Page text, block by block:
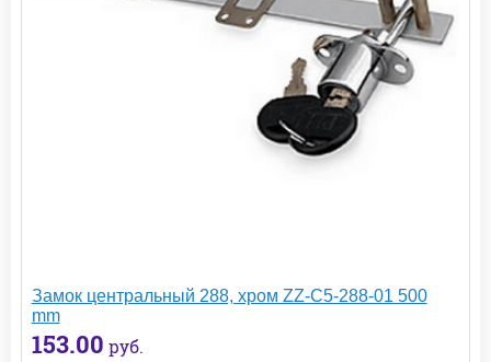
Замок центральный 288, хром ZZ-C5-288-01 500
mm
153.00 руб.